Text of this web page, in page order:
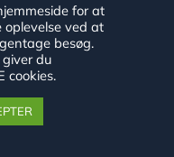
for at
ved at
besøg.
du
cookies.